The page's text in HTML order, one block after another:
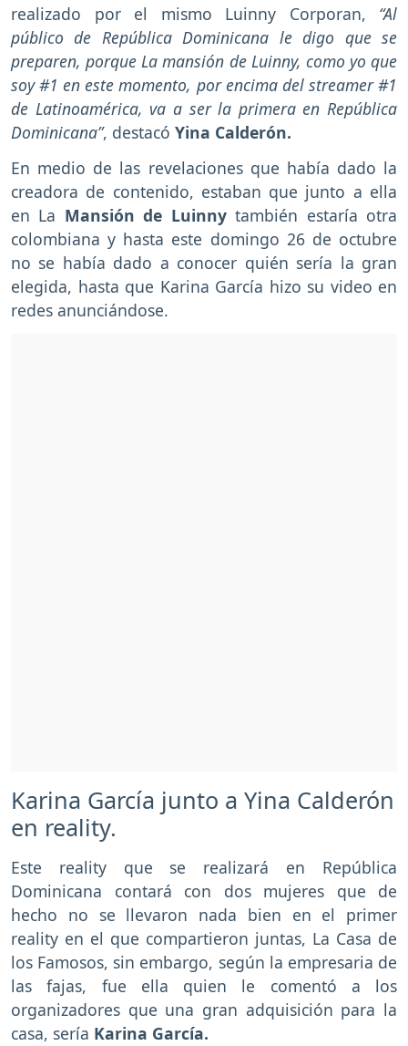
realizado por el mismo Luinny Corporan, “Al
público de República Dominicana le digo que se
preparen, porque La mansión de Luinny, como yo que
soy #1 en este momento, por encima del streamer #1
de Latinoamérica, va a ser la primera en República
Dominicana”, destacó Yina Calderón.
En medio de las revelaciones que había dado la
creadora de contenido, estaban que junto a ella
en La Mansión de Luinnytambién estaría otra
colombiana y hasta este domingo 26 de octubre
no se había dado a conocer quién sería la gran
elegida, hasta que Karina García hizo su video en
redes anunciándose.
Karina García junto a Yina Calderón
en reality.
Este reality que se realizará en República
Dominicana contará con dos mujeres que de
hecho no se llevaron nada bien en el primer
reality en el que compartieron juntas, La Casa de
los Famosos, sin embargo, según la empresaria de
las fajas, fue ella quien le comentó a los
organizadores que una gran adquisición para la
casa, sería Karina García.